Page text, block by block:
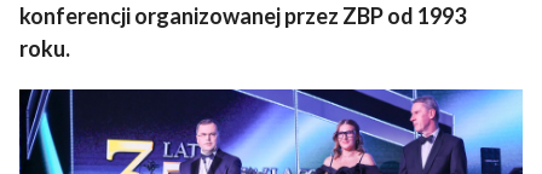
konferencji organizowanej przez ZBP od 1993
roku.